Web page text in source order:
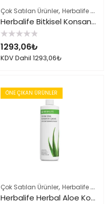
,Herbalife Ürün Listesi
Çok Satılan Ürünler, Herbalife Çayları ve İçeçekler
Herbalife Bitkisel Konsantre Çay 50gr Ahududu
5
üzerinden
0
oy
1293,06₺
KDV Dahil 1293,06₺
,Herbalife Ürün Listesi
ÖNE ÇIKAN ÜRÜNLER
Çok Satılan Ürünler, Herbalife Çayları ve İçeçekler
Herbalife Herbal Aloe Konsantre İçecek